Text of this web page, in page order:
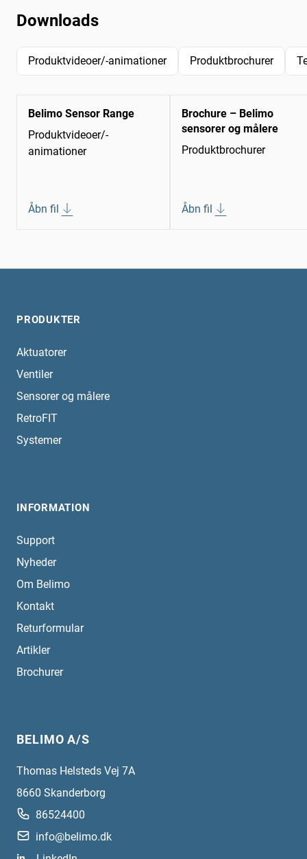
Downloads
Produktvideoer/-animationer Produktbrochurer
Belimo Sensor Range
Produktvideoer/-
animationer
Åbn fil
Brochure – Belimo
sensorer og målere
Produktbrochurer
Åbn fil
PRODUKTER
Aktuatorer
Ventiler
Sensorer og målere
RetroFIT
Systemer
INFORMATION
Support
Nyheder
Om Belimo
Kontakt
Returformular
Artikler
Brochurer
BELIMO A/S
Thomas Helsteds Vej 7A
8660 Skanderborg
86524400
info@belimo.dk